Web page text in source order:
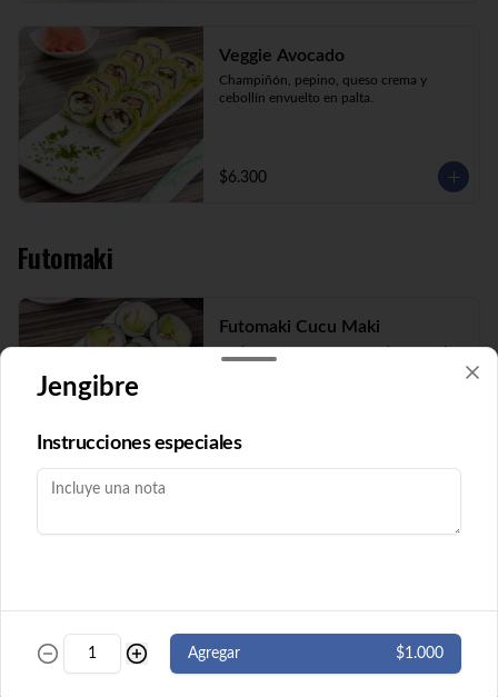
Veggie Avocado
Champiñón, pepino, queso crema y
cebollín envuelto en palta.
$6.300
Futomaki
Futomaki Cucu Maki
Pepino y queso crema envuelto en nori. 8
$5.500
$5.500
Jengibre
Instrucciones especiales
Agregar $1.000